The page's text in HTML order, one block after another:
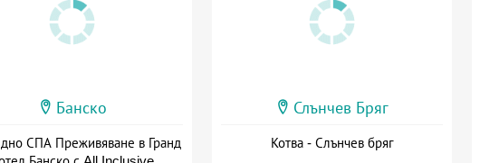
Банско
СПА Преживяване в Гранд
Слънчев Бряг
Котва - Слънчев бряг